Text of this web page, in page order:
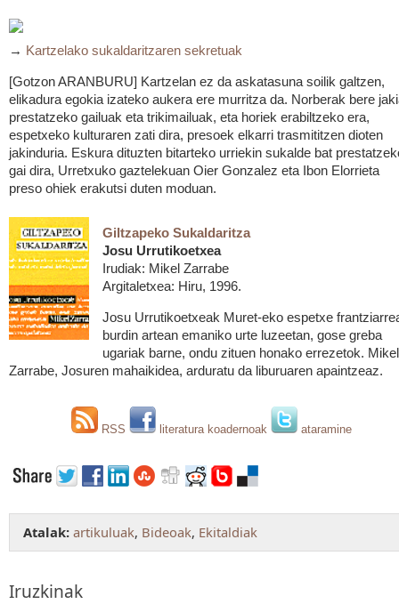
→ Kartzelako sukaldaritzaren sekretuak
[Gotzon ARANBURU] Kartzelan ez da askatasuna soilik galtzen,
elikadura egokia izateko aukera ere murritza da. Norberak bere
prestatzeko gailuak eta trikimailuak, eta horiek erabiltzeko era,
espetxeko kulturaren zati dira, presoek elkarri trasmititzen dioten
jakinduria. Eskura dituzten bitarteko urriekin sukalde bat
gai dira, Urretxuko gaztelekuan Oier Gonzalez eta Ibon Elorrieta
preso ohiek erakutsi duten moduan.
Giltzapeko Sukaldaritza
Josu Urrutikoetxea
Irudiak: Mikel Zarrabe
Argitaletxea: Hiru, 1996.
Josu Urrutikoetxeak Muret-eko espetxe
burdin artean emaniko urte luzeetan, gose greba
ugariak barne, ondu zituen honako errezetok. Mikel
Zarrabe, Josuren mahaikidea, arduratu da liburuaren apaintzeaz.
RSS literatura koadernoak ataramine
Atalak: artikuluak, Bideoak, Ekitaldiak
Iruzkinak